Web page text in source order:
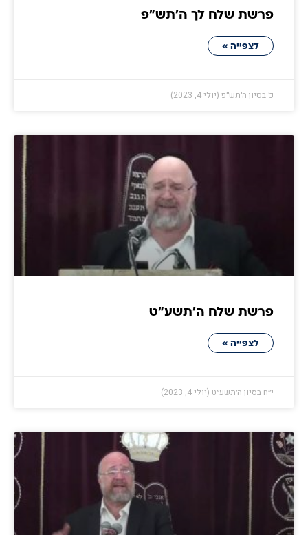
פרשת שלח לך ה׳תש״פ
לצפייה »
כ׳ בסיון ה׳תש״פ (יולי 4, 2023)
פרשת שלח ה׳תשע״ט
לצפייה »
י״ח בסיון ה׳תשע״ט (יולי 4, 2023)